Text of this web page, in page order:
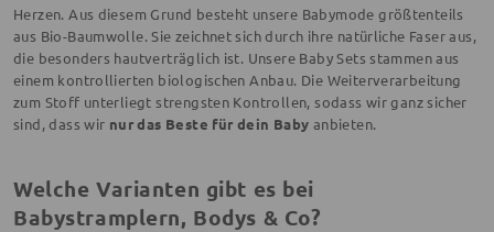
Herzen. Aus diesem Grund besteht unsere Babymode größtenteils
aus Bio-Baumwolle. Sie zeichnet sich durch ihre natürliche Faser aus,
die besonders hautverträglich ist. Unsere Baby Sets stammen aus
einem kontrollierten biologischen Anbau. Die Weiterverarbeitung
zum Stoff unterliegt strengsten Kontrollen, sodass wir ganz sicher
sind, dass wir nur das Beste für dein Baby anbieten.
Welche Varianten gibt es bei
Babystramplern, Bodys & Co?